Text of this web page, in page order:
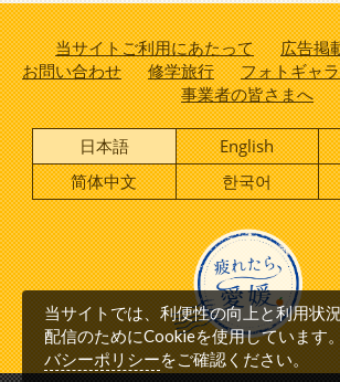
当サイトご利用にあたって 広告掲
お問い合わせ
修学旅行
フォトギャ
事業者の皆さまへ
日本語 English
简体中文
한국어
当サイトでは、利便性の向上と利用状
配信のためにCookieを使用しています
バシーポリシーをご確認ください。